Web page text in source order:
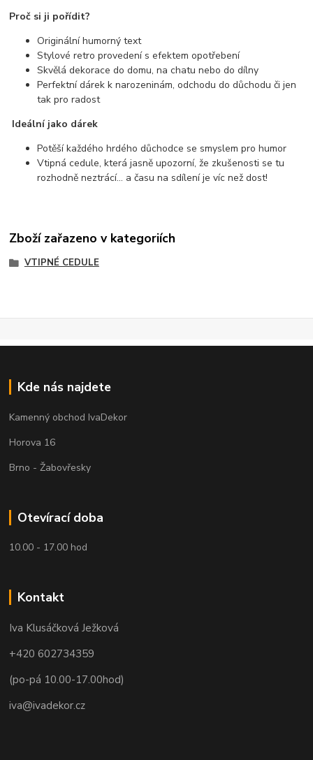
Proč si ji pořídit?
Originální humorný text
Stylové retro provedení s efektem opotřebení
Skvělá dekorace do domu, na chatu nebo do dílny
Perfektní dárek k narozeninám, odchodu do důchodu či jen
tak pro radost
Ideální jako dárek
Potěší každého hrdého důchodce se smyslem pro humor
Vtipná cedule, která jasně upozorní, že zkušenosti se tu
rozhodně neztrácí… a času na sdílení je víc než dost!
Zboží zařazeno v kategoriích
VTIPNÉ CEDULE
Kde nás najdete
Kamenný obchod IvaDekor
Horova 16
Brno - Žabovřesky
Otevírací doba
10.00 - 17.00 hod
Kontakt
Iva Klusáčková Ježková
+420 602734359
(po-pá 10.00-17.00hod)
iva@ivadekor.cz